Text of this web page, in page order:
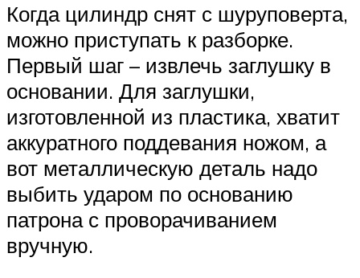
Когда цилиндр снят с шуруповерта,
можно приступать к разборке.
Первый шаг – извлечь заглушку в
основании. Для заглушки,
изготовленной из пластика, хватит
аккуратного поддевания ножом, а
вот металлическую деталь надо
выбить ударом по основанию
патрона с проворачиванием
вручную.